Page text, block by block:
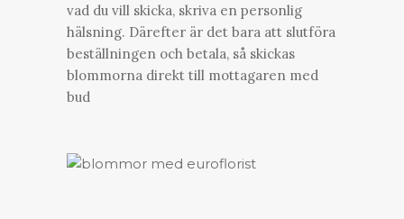
vad du vill skicka, skriva en personlig
hälsning. Därefter är det bara att slutföra
beställningen och betala, så skickas
blommorna direkt till mottagaren med
bud